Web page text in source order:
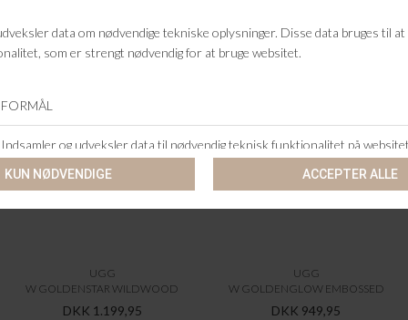
UGG
W GOLDENSTAR WILDWOOD
DKK 1.199,95
UGG
W GOLDENGLOW EMBOSSED
DKK 949,95